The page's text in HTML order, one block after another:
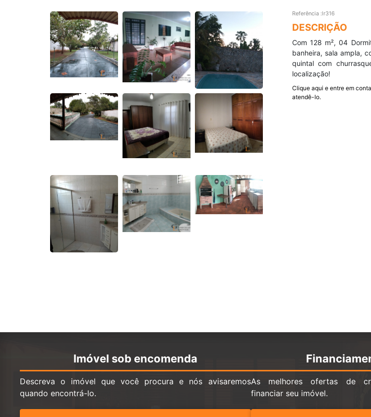
Referência :lr316
DESCRIÇÃO
Com 128 m², 04
banheira, sala ampla,
quintal com
localização!
Clique aqui e entre em
atendê-lo.
Imóvel sob encomenda
Descreva o imóvel que você procura e nós avisaremos
quando encontrá-lo.
As melhores ofertas de
financiar seu imóvel.